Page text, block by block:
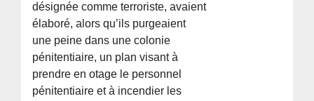
désignée comme terroriste, avaient
élaboré, alors qu’ils purgeaient
une peine dans une colonie
pénitentiaire, un plan visant à
prendre en otage le personnel
pénitentiaire et à incendier les